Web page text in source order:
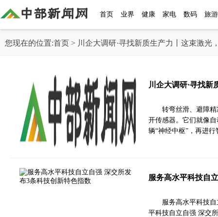
首页 业界 健康 家电 数码 旅游
您现在的位置:首页 > 川企大调研·寻找新质生产力丨这束激光
川企大调研·寻找新
转弯丝滑、避障
开传感器。它们就像
辆“神经中枢”，再进
服务高水平科技自
服务高水平科技
平科技自立自强 深交